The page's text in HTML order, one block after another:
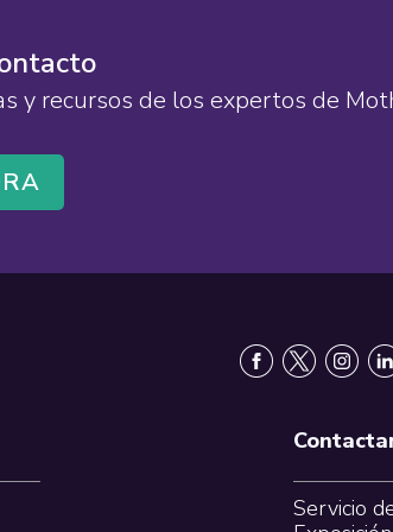
y recursos de los expertos de
Servicio